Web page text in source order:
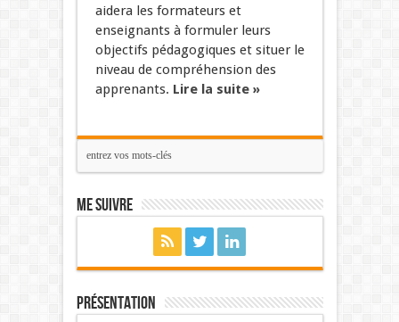
aidera les formateurs et
enseignants à formuler leurs
objectifs pédagogiques et situer le
niveau de compréhension des
apprenants. Lire la suite »
Me suivre
Présentation